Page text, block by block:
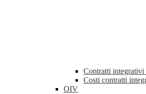
Contratti integrativi
Costi contratti
OIV